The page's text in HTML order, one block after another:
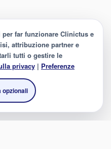
far funzionare Clinictus e
attribuzione partner e
tutti o gestire le
privacy | Preferenze
opzionali